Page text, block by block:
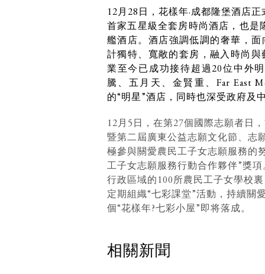
12月28日，花樣年·成都隆堡酒店
首家五星級全套房時尚酒店，也是
艦酒店。酒店強調低調的奢華，
計獨特、寬敞的套房，融入時尚
業至今已成功接待超過20位中外
騰、五月天、金賢重、Far East
的“明星”酒店，同時也深受政府及
12月5日，在第27個國際志願者日
暨第二屆廣東公益志願文化節、志
極參與關愛農民工子女志願服務的
工子女志願服務行動合作夥伴”獎
行政區域的100所農民工子女學校
定期組織“七彩課堂”活動，持續關
個“花樣年?七彩小屋”即将落成。
相關新聞